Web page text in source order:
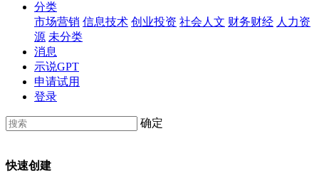
分类
市场营销 信息技术 创业投资 社会人文 财务财经 人力资
源 未分类
消息
示说GPT
申请试用
登录
确定
快速创建